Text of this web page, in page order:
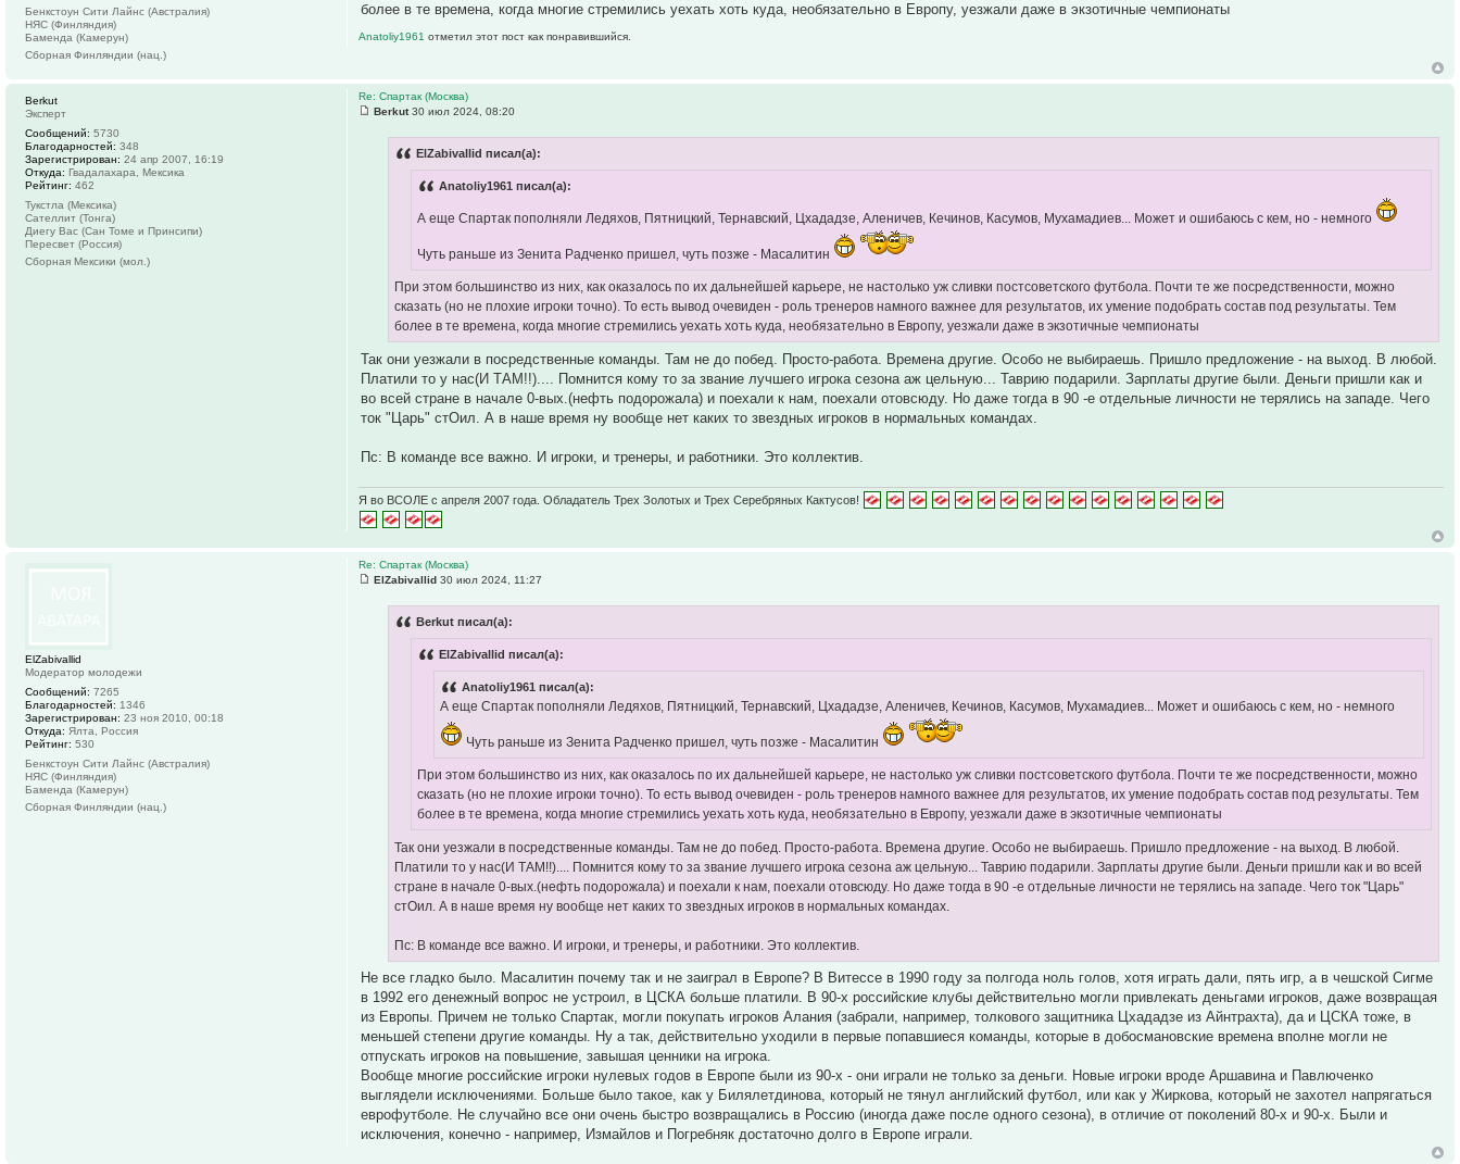
более в те времена, когда многие стремились уехать хоть куда, необязательно в Европу, уезжали даже в экзотичные чемпионаты
Anatoliy1961отметил этот пост как понравившийся.
Бенкстоун Сити Лайнс (Австралия)
НЯС (Финляндия)
Баменда (Камерун)
Сборная Финляндии (нац.)
Re: Спартак (Москва)
Berkut30 июл 2024, 08:20
ElZabivallid писал(а):
Anatoliy1961 писал(а):
А еще Спартак пополняли Ледяхов, Пятницкий, Тернавский, Цхададзе, Аленичев, Кечинов, Касумов, Мухамадиев... Может и ошибаюсь с кем, но - немного
Чуть раньше из Зенита Радченко пришел, чуть позже - Масалитин
При этом большинство из них, как оказалось по их дальнейшей карьере, не настолько уж сливки постсоветского футбола. Почти те же посредственности, можно
сказать (но не плохие игроки точно). То есть вывод очевиден - роль тренеров намного важнее для результатов, их умение подобрать состав под результаты. Тем
более в те времена, когда многие стремились уехать хоть куда, необязательно в Европу, уезжали даже в экзотичные чемпионаты
Так они уезжали в посредственные команды. Там не до побед. Просто-работа. Времена другие. Особо не выбираешь. Пришло предложение - на выход. В любой.
Платили то у нас(И ТАМ!!).... Помнится кому то за звание лучшего игрока сезона аж цельную... Таврию подарили. Зарплаты другие были. Деньги пришли как и
во всей стране в начале 0-вых.(нефть подорожала) и поехали к нам, поехали отовсюду. Но даже тогда в 90 -е отдельные личности не терялись на западе. Чего
ток "Царь" стОил. А в наше время ну вообще нет каких то звездных игроков в нормальных командах.
Пс: В команде все важно. И игроки, и тренеры, и работники. Это коллектив.
Я во ВСОЛЕ с апреля 2007 года. Обладатель Трех Золотых и Трех Серебряных Кактусов!
Berkut
Эксперт
Сообщений: 5730
Благодарностей: 348
Зарегистрирован: 24 апр 2007, 16:19
Откуда: Гвадалахара, Мексика
Рейтинг: 462
Тукстла (Мексика)
Сателлит (Тонга)
Диегу Вас (Сан Томе и Принсипи)
Пересвет (Россия)
Сборная Мексики (мол.)
Re: Спартак (Москва)
ElZabivallid 30 июл 2024, 11:27
Berkut писал(а):
ElZabivallid писал(а):
Anatoliy1961 писал(а):
А еще Спартак пополняли Ледяхов, Пятницкий, Тернавский, Цхададзе, Аленичев, Кечинов, Касумов, Мухамадиев... Может и ошибаюсь с кем, но - немного
Чуть раньше из Зенита Радченко пришел, чуть позже - Масалитин
При этом большинство из них, как оказалось по их дальнейшей карьере, не настолько уж сливки постсоветского футбола. Почти те же посредственности, можно
сказать (но не плохие игроки точно). То есть вывод очевиден - роль тренеров намного важнее для результатов, их умение подобрать состав под результаты. Тем
более в те времена, когда многие стремились уехать хоть куда, необязательно в Европу, уезжали даже в экзотичные чемпионаты
Так они уезжали в посредственные команды. Там не до побед. Просто-работа. Времена другие. Особо не выбираешь. Пришло предложение - на выход. В любой.
Платили то у нас(И ТАМ!!).... Помнится кому то за звание лучшего игрока сезона аж цельную... Таврию подарили. Зарплаты другие были. Деньги пришли как и во всей
стране в начале 0-вых.(нефть подорожала) и поехали к нам, поехали отовсюду. Но даже тогда в 90 -е отдельные личности не терялись на западе. Чего ток "Царь"
стОил. А в наше время ну вообще нет каких то звездных игроков в нормальных командах.
Пс: В команде все важно. И игроки, и тренеры, и работники. Это коллектив.
Не все гладко было. Масалитин почему так и не заиграл в Европе? В Витессе в 1990 году за полгода ноль голов, хотя играть дали, пять игр, а в чешской Сигме
в 1992 его денежный вопрос не устроил, в ЦСКА больше платили. В 90-х российские клубы действительно могли привлекать деньгами игроков, даже возвращая
из Европы. Причем не только Спартак, могли покупать игроков Алания (забрали, например, толкового защитника Цхададзе из Айнтрахта), да и ЦСКА тоже, в
меньшей степени другие команды. Ну а так, действительно уходили в первые попавшиеся команды, которые в добосмановские времена вполне могли не
отпускать игроков на повышение, завышая ценники на игрока.
Вообще многие российские игроки нулевых годов в Европе были из 90-х - они играли не только за деньги. Новые игроки вроде Аршавина и Павлюченко
выглядели исключениями. Больше было такое, как у Билялетдинова, который не тянул английский футбол, или как у Жиркова, который не захотел напрягаться
еврофутболе. Не случайно все они очень быстро возвращались в Россию (иногда даже после одного сезона), в отличие от поколений 80-х и 90-х. Были и
исключения, конечно - например, Измайлов и Погребняк достаточно долго в Европе играли.
ElZabivallid
Модератор молодежи
Сообщений: 7265
Благодарностей: 1346
Зарегистрирован: 23 ноя 2010, 00:18
Откуда: Ялта, Россия
Рейтинг: 530
Бенкстоун Сити Лайнс (Австралия)
НЯС (Финляндия)
Баменда (Камерун)
Сборная Финляндии (нац.)